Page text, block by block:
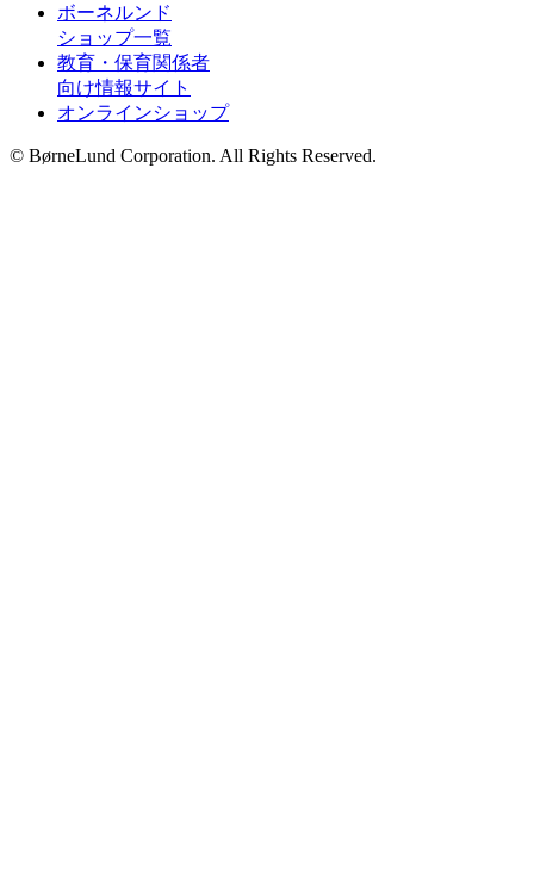
ボーネルンド
ショップ一覧
教育・保育関係者
向け情報サイト
オンラインショップ
© BørneLund Corporation. All Rights Reserved.